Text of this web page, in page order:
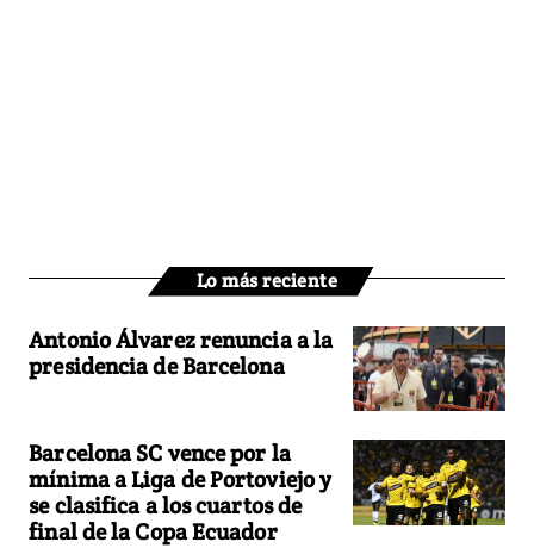
Lo más reciente
Antonio Álvarez renuncia a la
presidencia de Barcelona
Barcelona SC vence por la
mínima a Liga de Portoviejo y
se clasifica a los cuartos de
final de la Copa Ecuador